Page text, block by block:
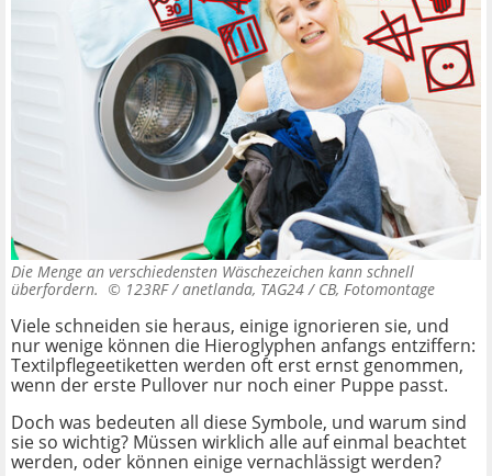
Die Menge an verschiedensten Wäschezeichen kann schnell
überfordern. © 123RF / anetlanda, TAG24 / CB, Fotomontage
Viele schneiden sie heraus, einige ignorieren sie, und
nur wenige können die Hieroglyphen anfangs entziffern:
Textilpflegeetiketten werden oft erst ernst genommen,
wenn der erste Pullover nur noch einer Puppe passt.
Doch was bedeuten all diese Symbole, und warum sind
sie so wichtig? Müssen wirklich alle auf einmal beachtet
werden, oder können einige vernachlässigt werden?